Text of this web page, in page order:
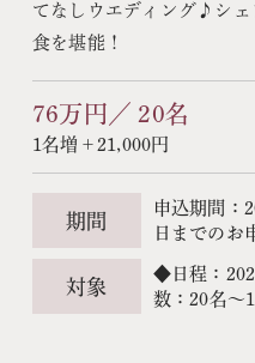
てなしウエディング♪シ
食を堪能！
76万円／ 20名
1名増＋21,000円
期間
申込期間：
日までのお
対象
◆日程：
数：20名〜